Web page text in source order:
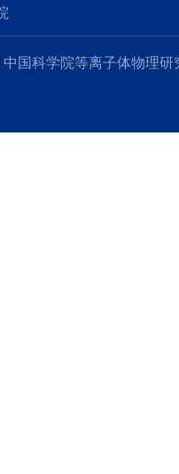
国科学院等离子体物理